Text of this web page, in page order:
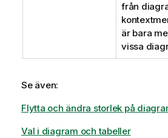
från
är bara
vissa
Se även:
Flytta och ändra storlek på
Val i diagram och tabeller